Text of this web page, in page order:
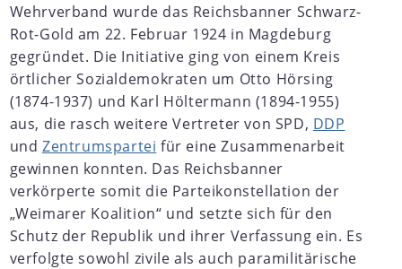
Wehrverband wurde das Reichsbanner Schwarz-
Rot-Gold am 22. Februar 1924 in Magdeburg
gegründet. Die Initiative ging von einem Kreis
örtlicher Sozialdemokraten um Otto Hörsing
(1874-1937) und Karl Höltermann (1894-1955)
aus, die rasch weitere Vertreter von SPD, DDP
und Zentrumspartei für eine Zusammenarbeit
gewinnen konnten. Das Reichsbanner
verkörperte somit die Parteikonstellation der
„Weimarer Koalition“ und setzte sich für den
Schutz der Republik und ihrer Verfassung ein. Es
verfolgte sowohl zivile als auch paramilitärische